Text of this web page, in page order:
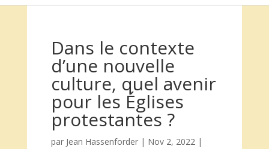
Dans le contexte
d’une nouvelle
culture, quel avenir
pour les Églises
protestantes ?
par Jean Hassenforder| Nov 2, 2022|